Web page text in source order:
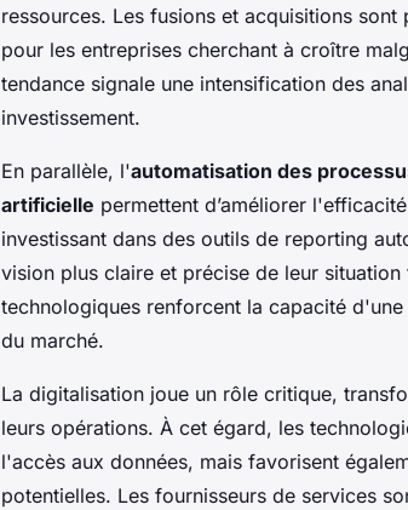
ressources. Les fusions et acquisitions
pour les entreprises cherchant à croître
tendance signale une intensification des
investissement.
En parallèle, l'automatisation des
artificielle permettent d’améliorer
investissant dans des outils de reporting
vision plus claire et précise de leur
technologiques renforcent la capacité
du marché.
La digitalisation joue un rôle critique,
leurs opérations. À cet égard, les
l'accès aux données, mais favorisent
potentielles. Les fournisseurs de services